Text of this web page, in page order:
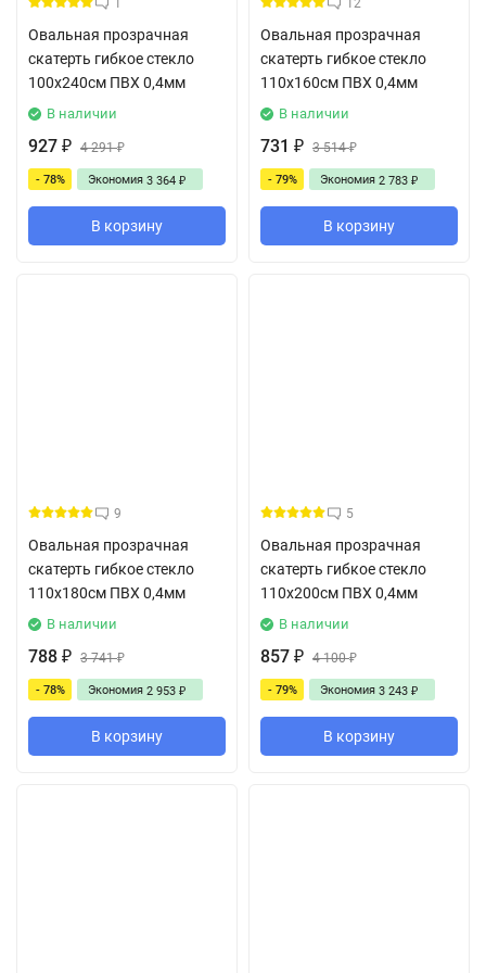
1
Овальная прозрачная
скатерть гибкое стекло
100x240см ПВХ 0,4мм
В наличии
927 ₽ 4 291₽
- 78% Экономия 3 364 ₽
В корзину
12
Овальная прозрачная
скатерть гибкое стекло
110x160см ПВХ 0,4мм
В наличии
731 ₽ 3 514₽
- 79% Экономия 2 783 ₽
В корзину
9
Овальная прозрачная
скатерть гибкое стекло
110x180см ПВХ 0,4мм
В наличии
788 ₽ 3 741₽
- 78% Экономия 2 953 ₽
В корзину
5
Овальная прозрачная
скатерть гибкое стекло
110x200см ПВХ 0,4мм
В наличии
857 ₽ 4 100₽
- 79% Экономия 3 243 ₽
В корзину